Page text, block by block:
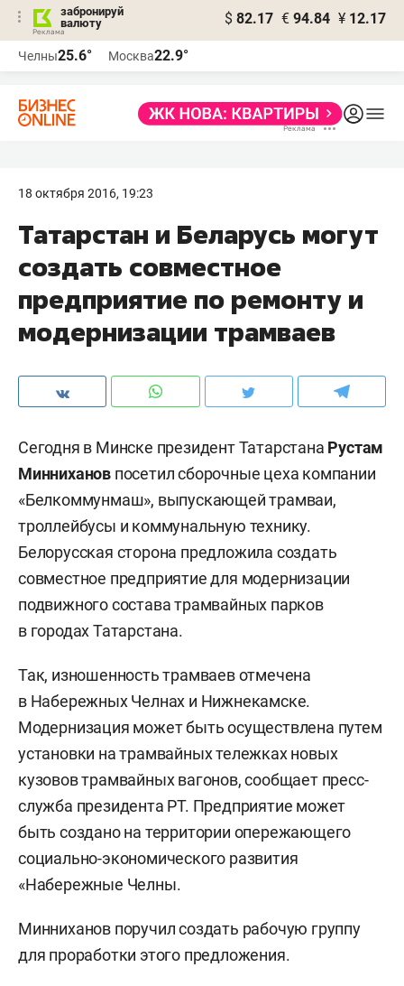
забронируй
валюту
$ 82.17 € 94.84 ¥ 12.17
Челны25.6° Москва22.9°
18 октября 2016, 19:23
Татарстан и Беларусь могут
создать совместное
предприятие по ремонту и
модернизации трамваев
Сегодня в Минске президент Татарстана Рустам
Минниханов посетил сборочные цеха компании
«Белкоммунмаш», выпускающей трамваи,
троллейбусы и коммунальную технику.
Белорусская сторона предложила создать
совместное предприятие для модернизации
подвижного состава трамвайных парков
в городах Татарстана.
Так, изношенность трамваев отмечена
в Набережных Челнах и Нижнекамске.
Модернизация может быть осуществлена путем
установки на трамвайных тележках новых
кузовов трамвайных вагонов, сообщает пресс-
служба президента РТ. Предприятие может
быть создано на территории опережающего
социально-экономического развития
«Набережные Челны.
Минниханов поручил создать рабочую группу
для проработки этого предложения.